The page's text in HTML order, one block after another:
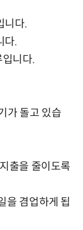
니다.
다.
니다.
가 돌고 있습
출을 줄이도록
을 겸업하게 됩